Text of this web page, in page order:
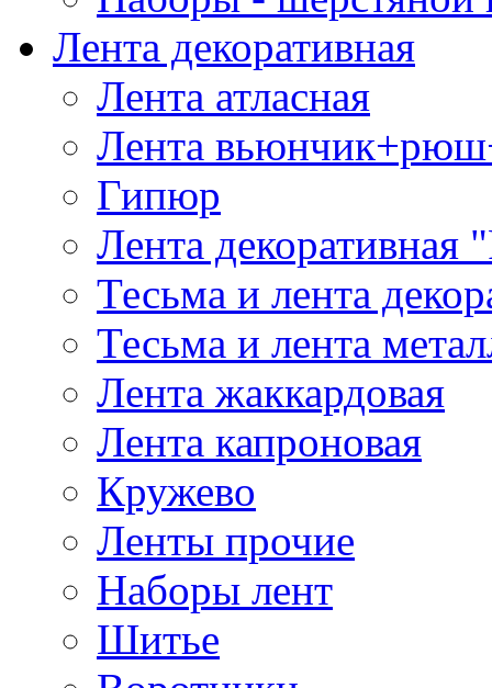
Лента декоративная
Лента атласная
Лента
Гипюр
Лента декоративная
Тесьма и лента
Тесьма и лента
Лента жаккардовая
Лента капроновая
Кружево
Ленты прочие
Наборы лент
Шитье